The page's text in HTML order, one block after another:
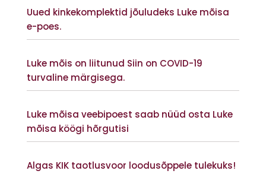
Uued kinkekomplektid jõuludeks Luke mõisa
e-poes.
Luke mõis on liitunud Siin on COVID-19
turvaline märgisega.
Luke mõisa veebipoest saab nüüd osta Luke
mõisa köögi hõrgutisi
Algas KIK taotlusvoor loodusõppele tulekuks!